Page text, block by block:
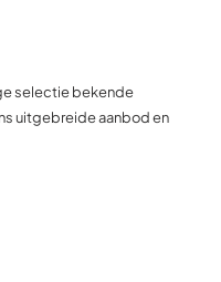
selectie bekende
uitgebreide aanbod en